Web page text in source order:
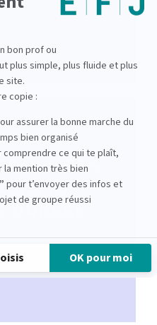
ils ont créé leur
les coulisses du
presse écrite